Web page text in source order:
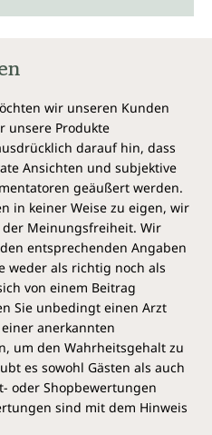
wir unseren Kunden
unsere Produkte
darauf hin, dass
Ansichten und subjektive
geäußert werden.
in keiner Weise zu eigen, wir
Meinungsfreiheit. Wir
entsprechenden Angaben
weder als richtig noch als
von einem Beitrag
Sie unbedingt einen Arzt
anerkannten
um den Wahrheitsgehalt zu
es sowohl Gästen als auch
oder Shopbewertungen
sind mit dem Hinweis